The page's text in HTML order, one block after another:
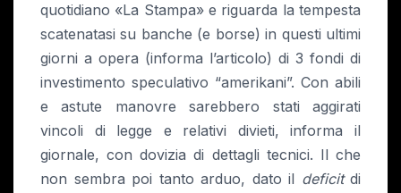
quotidiano «La Stampa» e riguarda la tempesta
scatenatasi su banche (e borse) in questi ultimi
giorni a opera (informa l’articolo) di 3 fondi di
investimento speculativo “amerikani”. Con abili
e astute manovre sarebbero stati aggirati
vincoli di legge e relativi divieti, informa il
giornale, con dovizia di dettagli tecnici. Il che
non sembra poi tanto arduo, dato il deficitdi